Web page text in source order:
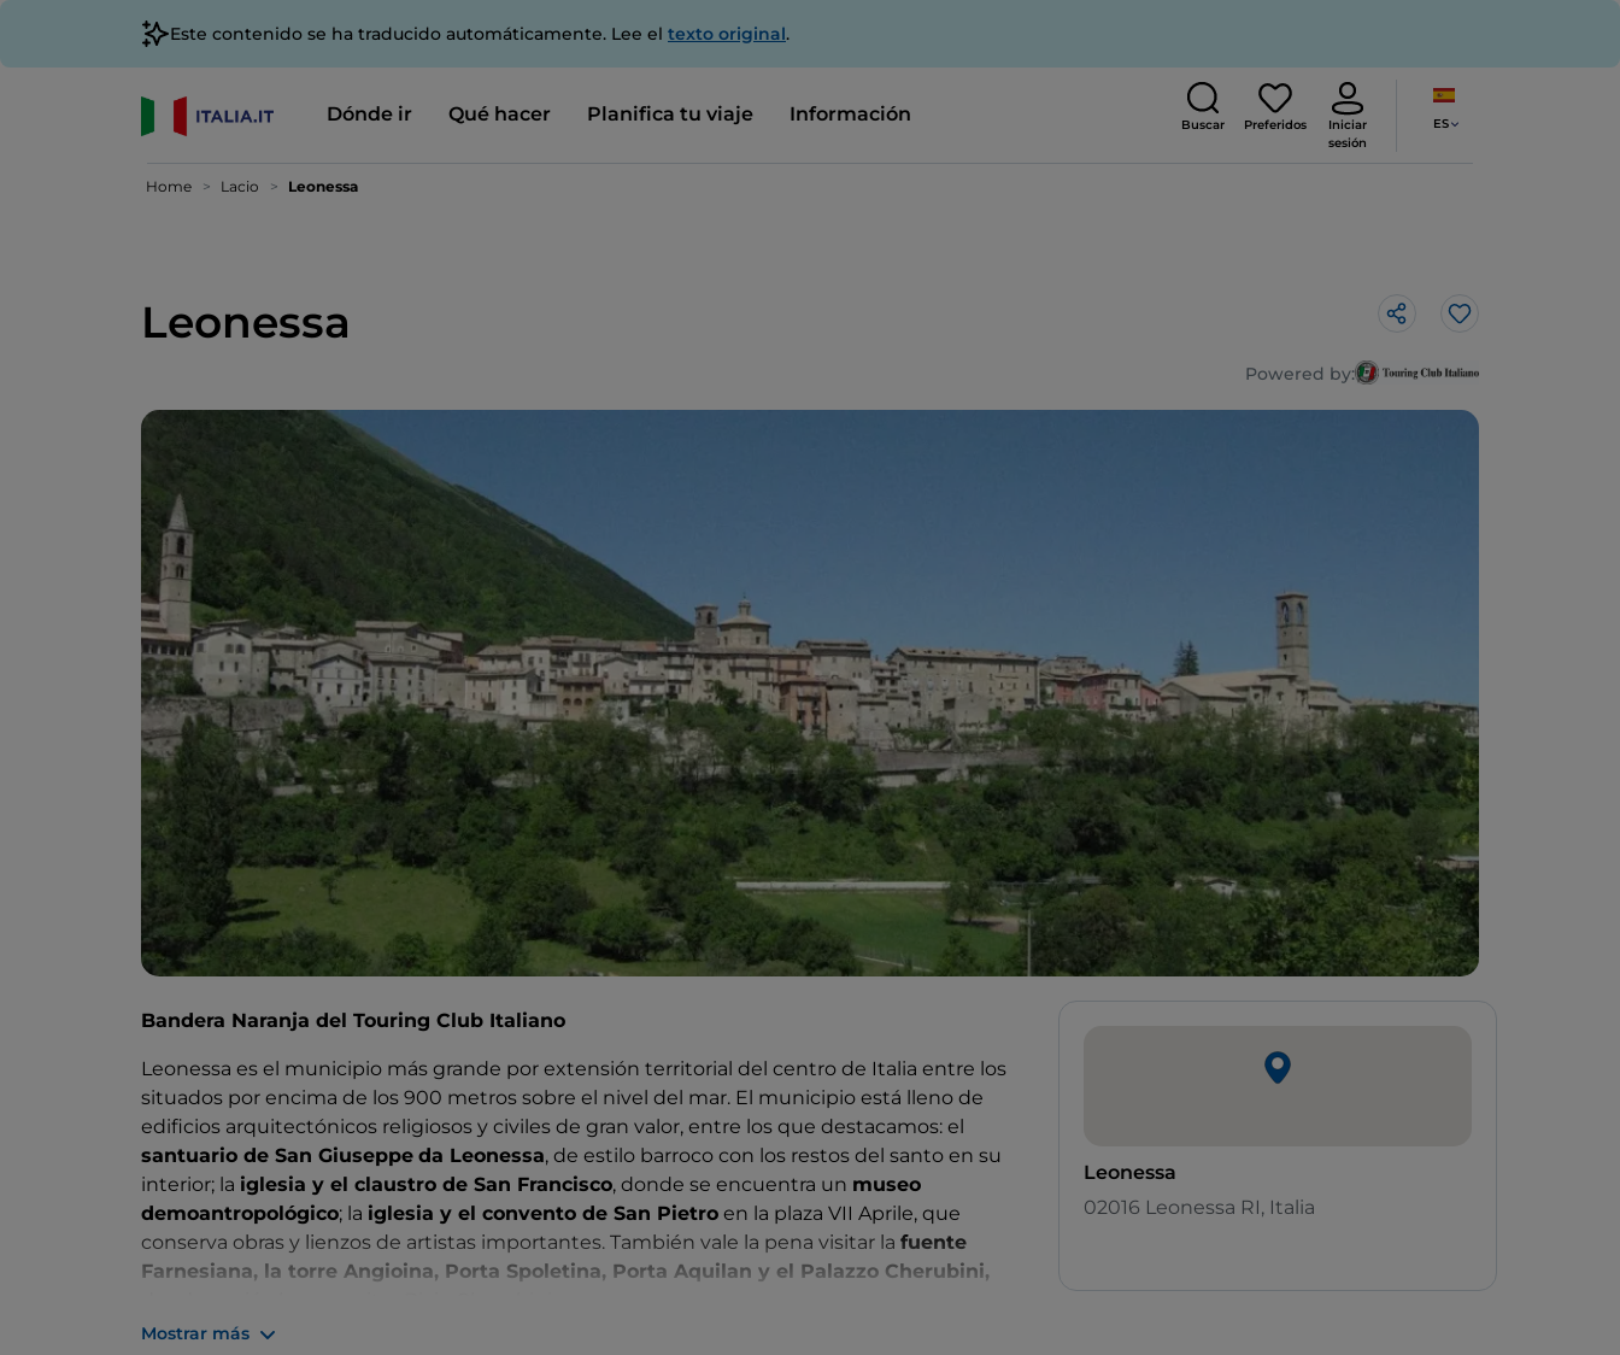
Este contenido se ha traducido automáticamente. Lee el texto original.
Dónde ir Qué hacer Planifica tu viaje Información Buscar Preferidos
Iniciar
sesión
ES
Home Lacio Leonessa
Leonessa Me gusta
Powered by:
Bandera Naranja del Touring Club Italiano
Leonessa es el municipio más grande por extensión territorial del centro de Italia entre los
situados por encima de los 900 metros sobre el nivel del mar. El municipio está lleno de
edificios arquitectónicos religiosos y civiles de gran valor, entre los que destacamos: el
santuario de San Giuseppe da Leonessa, de estilo barroco con los restos del santo en su
interior; la iglesia y el claustro de San Francisco, donde se encuentra un museo
demoantropológico; la iglesia y el convento de San Pietro en la plaza VII Aprile, que
conserva obras y lienzos de artistas importantes. También vale la pena visitar la fuente
Farnesiana, la torre Angioina, Porta Spoletina, Porta Aquilan y el Palazzo Cherubini,
Mostrar más
Leonessa
02016 Leonessa RI, Italia